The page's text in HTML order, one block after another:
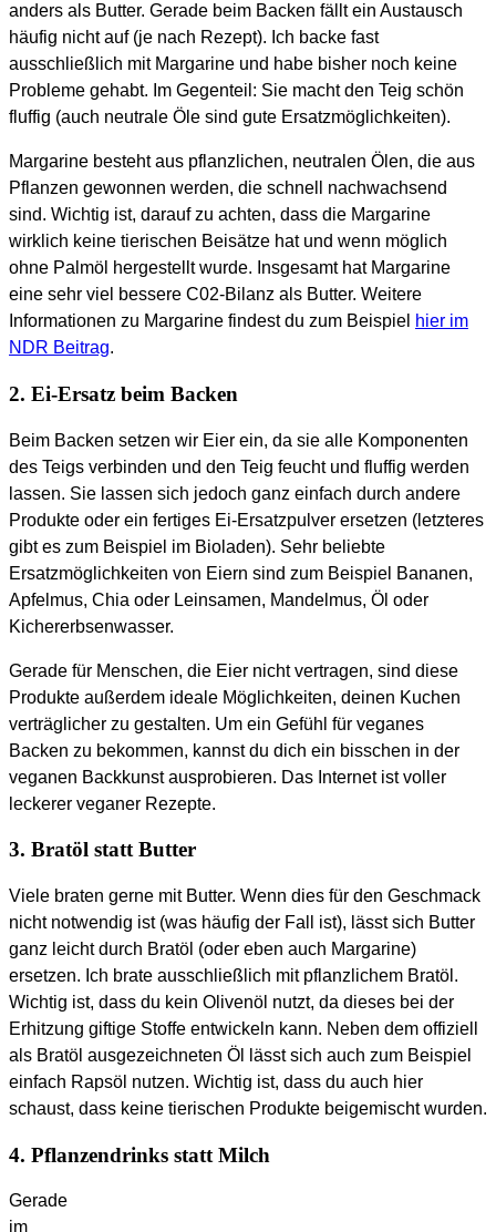
anders als Butter. Gerade beim Backen fällt ein Austausch
häufig nicht auf (je nach Rezept). Ich backe fast
ausschließlich mit Margarine und habe bisher noch keine
Probleme gehabt. Im Gegenteil: Sie macht den Teig schön
fluffig (auch neutrale Öle sind gute Ersatzmöglichkeiten).
Margarine besteht aus pflanzlichen, neutralen Ölen, die aus
Pflanzen gewonnen werden, die schnell nachwachsend
sind. Wichtig ist, darauf zu achten, dass die Margarine
wirklich keine tierischen Beisätze hat und wenn möglich
ohne Palmöl hergestellt wurde. Insgesamt hat Margarine
eine sehr viel bessere C02-Bilanz als Butter. Weitere
Informationen zu Margarine findest du zum Beispiel hier im
NDR Beitrag.
2. Ei-Ersatz beim Backen
Beim Backen setzen wir Eier ein, da sie alle Komponenten
des Teigs verbinden und den Teig feucht und fluffig werden
lassen. Sie lassen sich jedoch ganz einfach durch andere
Produkte oder ein fertiges Ei-Ersatzpulver ersetzen (letzteres
gibt es zum Beispiel im Bioladen). Sehr beliebte
Ersatzmöglichkeiten von Eiern sind zum Beispiel Bananen,
Apfelmus, Chia oder Leinsamen, Mandelmus, Öl oder
Kichererbsenwasser.
Gerade für Menschen, die Eier nicht vertragen, sind diese
Produkte außerdem ideale Möglichkeiten, deinen Kuchen
verträglicher zu gestalten. Um ein Gefühl für veganes
Backen zu bekommen, kannst du dich ein bisschen in der
veganen Backkunst ausprobieren. Das Internet ist voller
leckerer veganer Rezepte.
3. Bratöl statt Butter
Viele braten gerne mit Butter. Wenn dies für den Geschmack
nicht notwendig ist (was häufig der Fall ist), lässt sich Butter
ganz leicht durch Bratöl (oder eben auch Margarine)
ersetzen. Ich brate ausschließlich mit pflanzlichem Bratöl.
Wichtig ist, dass du kein Olivenöl nutzt, da dieses bei der
Erhitzung giftige Stoffe entwickeln kann. Neben dem offiziell
als Bratöl ausgezeichneten Öl lässt sich auch zum Beispiel
einfach Rapsöl nutzen. Wichtig ist, dass du auch hier
schaust, dass keine tierischen Produkte beigemischt wurden.
4. Pflanzendrinks statt Milch
Gerade
im